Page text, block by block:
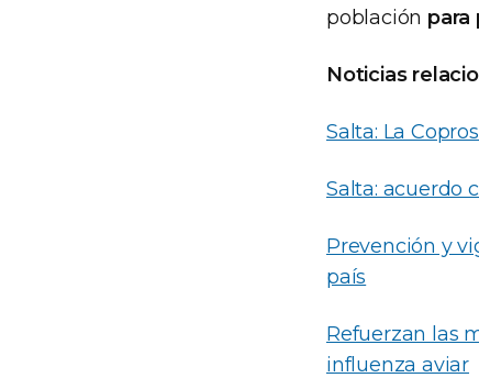
población para
Noticias
Salta: La
Salta: acuerdo
Prevención y
país
Refuerzan las
influenza aviar